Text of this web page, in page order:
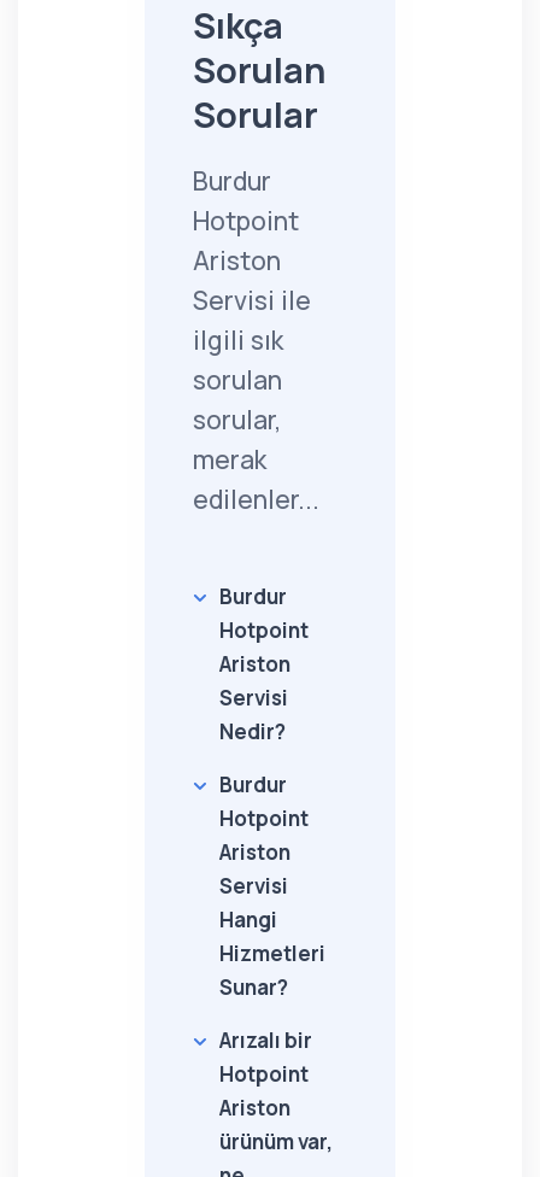
Sıkça
Sorulan
Sorular
Burdur
Hotpoint
Ariston
Servisi ile
ilgili sık
sorulan
sorular,
merak
edilenler...
Burdur
Hotpoint
Ariston
Servisi
Nedir?
Burdur
Hotpoint
Ariston
Servisi
Hangi
Hizmetleri
Sunar?
Arızalı bir
Hotpoint
Ariston
ürünüm var,